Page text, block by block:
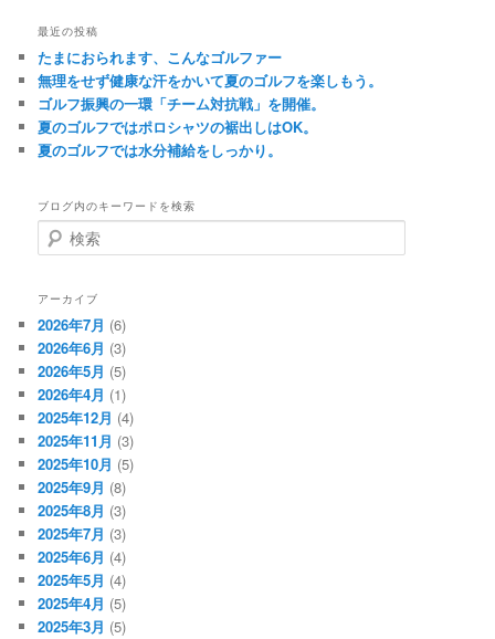
最近の投稿
たまにおられます、こんなゴルファー
無理をせず健康な汗をかいて夏のゴルフを楽しもう。
ゴルフ振興の一環「チーム対抗戦」を開催。
夏のゴルフではポロシャツの裾出しはOK。
夏のゴルフでは水分補給をしっかり。
ブログ内のキーワードを検索
検
索
アーカイブ
2026年7月 (6)
2026年6月 (3)
2026年5月 (5)
2026年4月 (1)
2025年12月 (4)
2025年11月 (3)
2025年10月 (5)
2025年9月 (8)
2025年8月 (3)
2025年7月 (3)
2025年6月 (4)
2025年5月 (4)
2025年4月 (5)
2025年3月 (5)